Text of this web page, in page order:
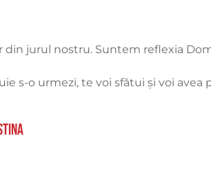
jurul nostru. Suntem reflexia
s-o urmezi, te voi sfătui şi voi avea